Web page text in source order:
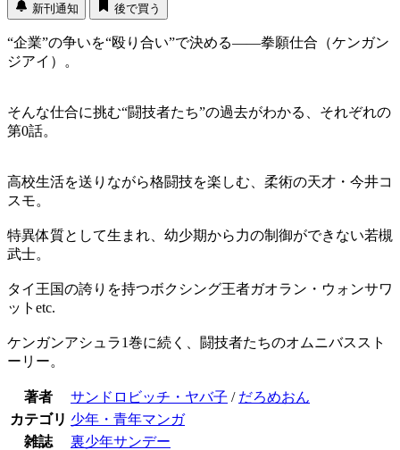
新刊通知 後で買う
“企業”の争いを“殴り合い”で決める――拳願仕合（ケンガン
ジアイ）。
そんな仕合に挑む“闘技者たち”の過去がわかる、それぞれの
第0話。
高校生活を送りながら格闘技を楽しむ、柔術の天才・今井コ
スモ。
特異体質として生まれ、幼少期から力の制御ができない若槻
武士。
タイ王国の誇りを持つボクシング王者ガオラン・ウォンサワ
ットetc.
ケンガンアシュラ1巻に続く、闘技者たちのオムニバススト
ーリー。
著者 サンドロビッチ・ヤバ子 / だろめおん
カテゴリ 少年・青年マンガ
雑誌
裏少年サンデー